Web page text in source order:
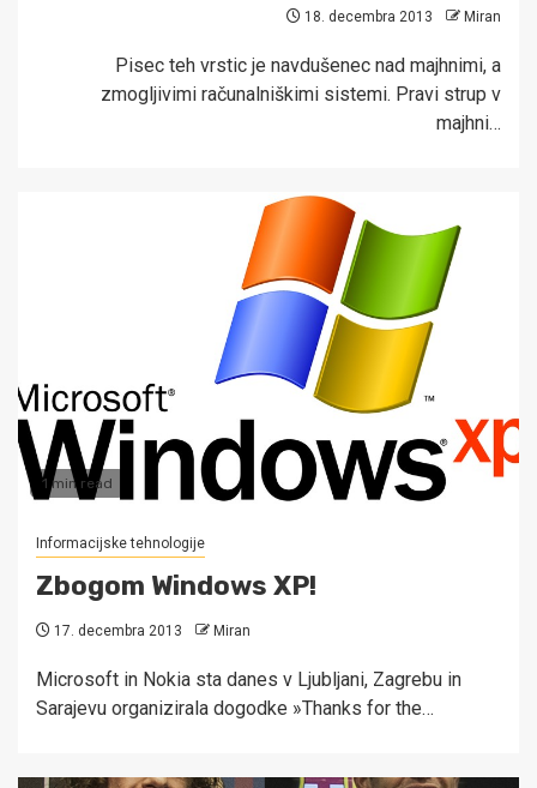
18. decembra 2013 Miran
Pisec teh vrstic je navdušenec nad majhnimi, a
zmogljivimi računalniškimi sistemi. Pravi strup v
majhni…
1 min read
Informacijske tehnologije
Zbogom Windows XP!
17. decembra 2013 Miran
Microsoft in Nokia sta danes v Ljubljani, Zagrebu in
Sarajevu organizirala dogodke »Thanks for the…